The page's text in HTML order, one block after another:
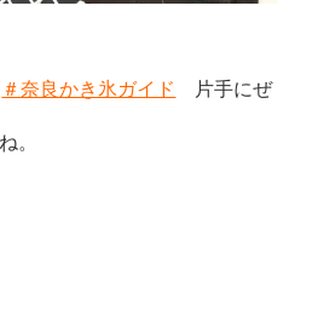
＃奈良かき氷ガイド 片手にぜ
。